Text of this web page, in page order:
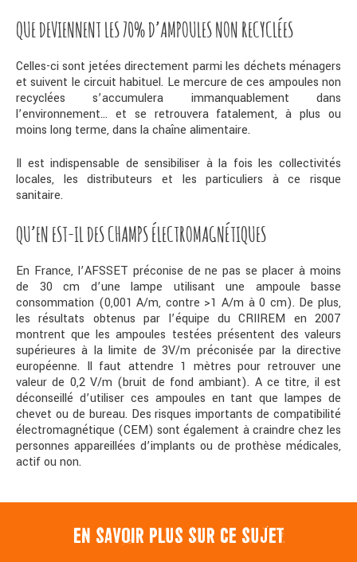
QUE DEVIENNENT LES 70% D’AMPOULES NON RECYCLÉES
Celles-ci sont jetées directement parmi les déchets ménagers
et suivent le circuit habituel. Le mercure de ces ampoules non
recyclées s’accumulera immanquablement dans
l’environnement… et se retrouvera fatalement, à plus ou
moins long terme, dans la chaîne alimentaire.
Il est indispensable de sensibiliser à la fois les collectivités
locales, les distributeurs et les particuliers à ce risque
sanitaire.
QU’EN EST-IL DES CHAMPS ÉLECTROMAGNÉTIQUES
En France, l’AFSSET préconise de ne pas se placer à moins
de 30 cm d’une lampe utilisant une ampoule basse
consommation (0,001 A/m, contre >1 A/m à 0 cm). De plus,
les résultats obtenus par l’équipe du CRIIREM en 2007
montrent que les ampoules testées présentent des valeurs
supérieures à la limite de 3V/m préconisée par la directive
européenne. Il faut attendre 1 mètres pour retrouver une
valeur de 0,2 V/m (bruit de fond ambiant). A ce titre, il est
déconseillé d’utiliser ces ampoules en tant que lampes de
chevet ou de bureau. Des risques importants de compatibilité
électromagnétique (CEM) sont également à craindre chez les
personnes appareillées d’implants ou de prothèse médicales,
actif ou non.
EN SAVOIR PLUS SUR CE SUJET